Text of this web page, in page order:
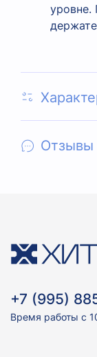
уровне.
Отзывы
+7 (995)
Время работы с